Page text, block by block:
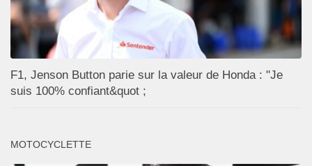
F1, Jenson Button parie sur la valeur de Honda : "Je
suis 100% confiant&quot ;
MOTOCYCLETTE